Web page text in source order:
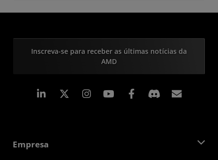
Inscreva-se para receber as últimas notícias da
AMD
Linkedin Instagram Facebook
Empresa